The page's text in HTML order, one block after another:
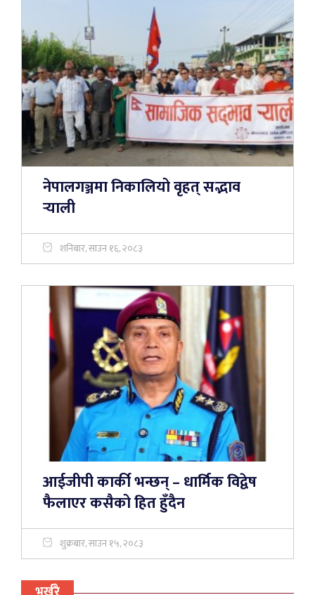
नेपालगञ्जमा निकालियो वृहत् सद्भाव
र्‍याली
शनिबार, साउन १६, २०८३
आईजीपी कार्की भन्छन् – धार्मिक विद्वेष
फैलाएर कसैको हित हुँदैन
शुक्रबार, साउन १५, २०८३